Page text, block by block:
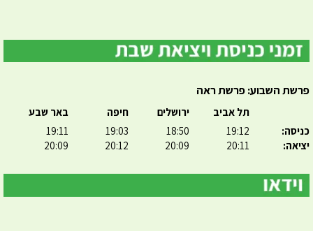
פרשת השבוע: פרשת ראה
כניסה:
יציאה:
תל אביב
19:12
20:11
ירושלים
18:50
20:09
חיפה
19:03
20:12
באר שבע
19:11
20:09